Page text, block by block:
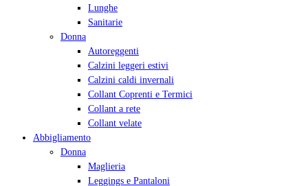
Lunghe
Sanitarie
Donna
Autoreggenti
Calzini leggeri estivi
Calzini caldi invernali
Collant Coprenti e Termici
Collant a rete
Collant velate
Abbigliamento
Donna
Maglieria
Leggings e Pantaloni